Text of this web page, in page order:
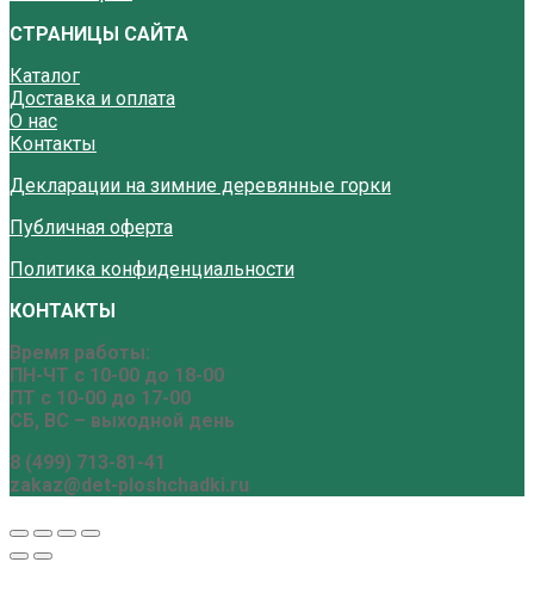
СТРАНИЦЫ САЙТА
Каталог
Доставка и оплата
О нас
Контакты
Декларации на зимние деревянные горки
Публичная оферта
Политика конфиденциальности
КОНТАКТЫ
Время работы:
ПН-ЧТ с 10-00 до 18-00
ПТ с 10-00 до 17-00
СБ, ВС – выходной день
8 (499) 713-81-41
zakaz@det-ploshchadki.ru